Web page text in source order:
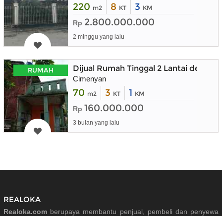
220 m2 8 KT 3 KM
Rp 2.800.000.000
2 minggu yang lalu
RUMAH Dijual Rumah Tinggal 2 Lantai
Cimenyan
70 m2 3 KT 1 KM
Rp 160.000.000
3 bulan yang lalu
REALOKA
Realoka.com berupaya membantu penjual, pembeli dan penyewa